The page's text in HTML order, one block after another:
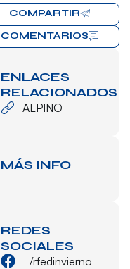
COMPARTIR
COMENTARIOS
ENLACES
RELACIONADOS
ALPINO
MÁS INFO
REDES
SOCIALES
/rfedinvierno